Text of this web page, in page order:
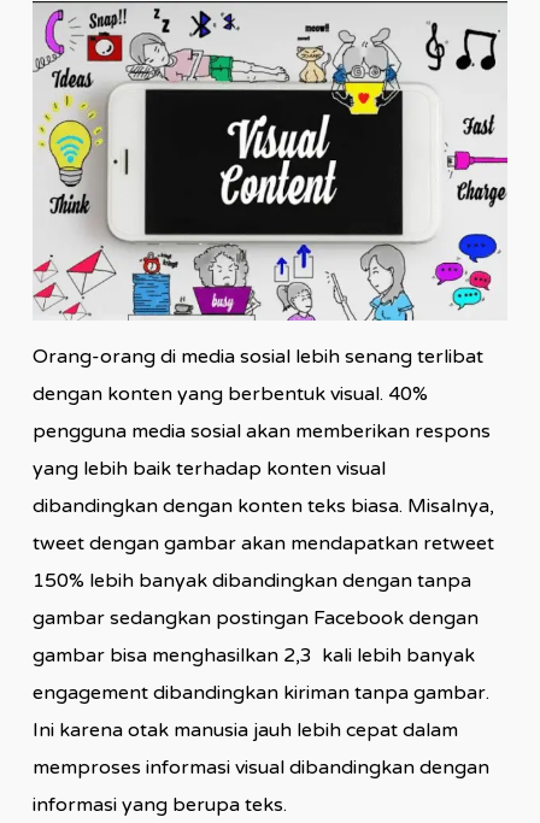
Orang-orang di media sosial lebih senang terlibat
dengan konten yang berbentuk visual. 40%
pengguna media sosial akan memberikan respons
yang lebih baik terhadap konten visual
dibandingkan dengan konten teks biasa. Misalnya,
tweet dengan gambar akan mendapatkan retweet
150% lebih banyak dibandingkan dengan tanpa
gambar sedangkan postingan Facebook dengan
gambar bisa menghasilkan 2,3 kali lebih banyak
engagement dibandingkan kiriman tanpa gambar.
Ini karena otak manusia jauh lebih cepat dalam
memproses informasi visual dibandingkan dengan
informasi yang berupa teks.